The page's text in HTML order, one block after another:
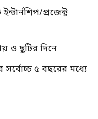
প্রজেক্ট
ও ছুটির দিনে
৫ বছরের মধ্যে